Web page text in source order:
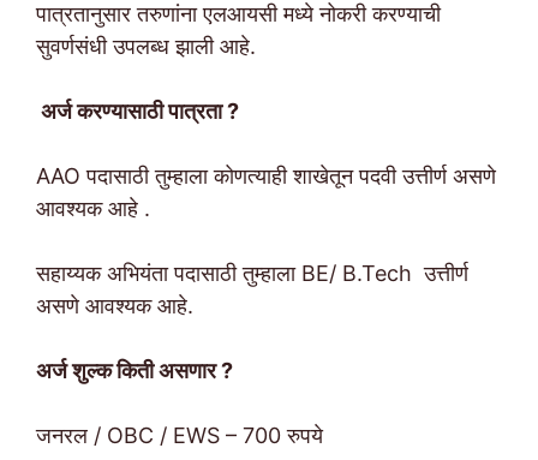
पात्रतानुसार तरुणांना एलआयसी मध्ये नोकरी करण्याची
सुवर्णसंधी उपलब्ध झाली आहे.
अर्ज करण्यासाठी पात्रता ?
AAO पदासाठी तुम्हाला कोणत्याही शाखेतून पदवी उत्तीर्ण असणे
आवश्यक आहे .
सहाय्यक अभियंता पदासाठी तुम्हाला BE/ B.Tech उत्तीर्ण
असणे आवश्यक आहे.
अर्ज शुल्क किती असणार ?
जनरल / OBC / EWS – 700 रुपये